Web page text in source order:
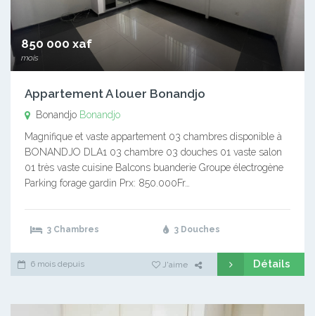
850 000 xaf
mois
Appartement A louer Bonandjo
Bonandjo Bonandjo
Magnifique et vaste appartement 03 chambres disponible à
BONANDJO DLA1 03 chambre 03 douches 01 vaste salon
01 très vaste cuisine Balcons buanderie Groupe électrogène
Parking forage gardin Prx: 850.000Fr…
3 Chambres 3 Douches
6 mois depuis J'aime Détails